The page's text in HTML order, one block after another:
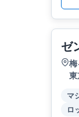
ゼ
梅
東
マ
ロ